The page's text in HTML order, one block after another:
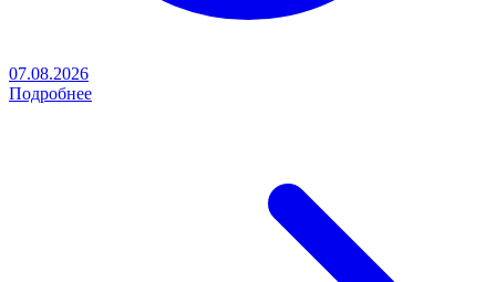
07.08.2026
Подробнее